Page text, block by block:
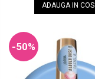
ADAUGA IN COS
-50%